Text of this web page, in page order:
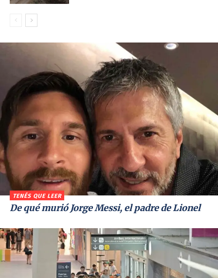
TENÉS QUE LEER
De qué murió Jorge Messi, el padre de Lionel